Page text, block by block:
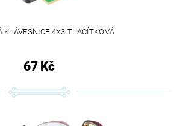
KLÁVESNICE 4X3 TLAČÍTKOVÁ
67 Kč